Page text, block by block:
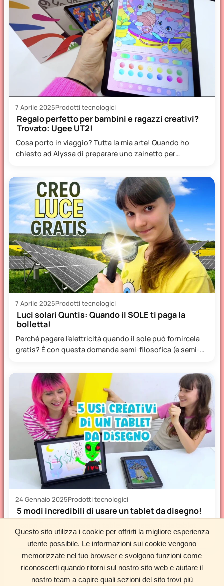
Questo sito utilizza i cookie per offrirti la migliore esperienza
utente possibile. Le informazioni sui cookie vengono
memorizzate nel tuo browser e svolgono funzioni come
riconoscerti quando ritorni sul nostro sito web e aiutare il
nostro team a capire quali sezioni del sito trovi più
7 Aprile 2025Prodotti tecnologici
Regalo perfetto per bambini e ragazzi creativi?
Trovato: Ugee UT2!
Cosa porto in viaggio? Tutta la mia arte! Quando ho
chiesto ad Alyssa di preparare uno zainetto per…
7 Aprile 2025Prodotti tecnologici
Luci solari Quntis: Quando il SOLE ti paga la
bolletta!
Perché pagare l’elettricità quando il sole può fornircela
gratis? È con questa domanda semi-filosofica (e semi-
24 Gennaio 2025Prodotti tecnologici
5 modi incredibili di usare un tablet da disegno!
Android a tavoletta grafica per PC, passando…
Carica altri articoli